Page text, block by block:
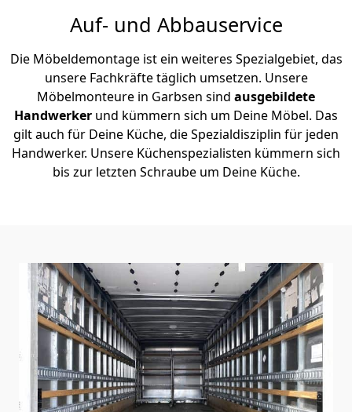
Auf- und Abbauservice
Die Möbeldemontage ist ein weiteres Spezialgebiet, das
unsere Fachkräfte täglich umsetzen. Unsere
Möbelmonteure in Garbsen sind ausgebildete
Handwerker und kümmern sich um Deine Möbel. Das
gilt auch für Deine Küche, die Spezialdisziplin für jeden
Handwerker. Unsere Küchenspezialisten kümmern sich
bis zur letzten Schraube um Deine Küche.